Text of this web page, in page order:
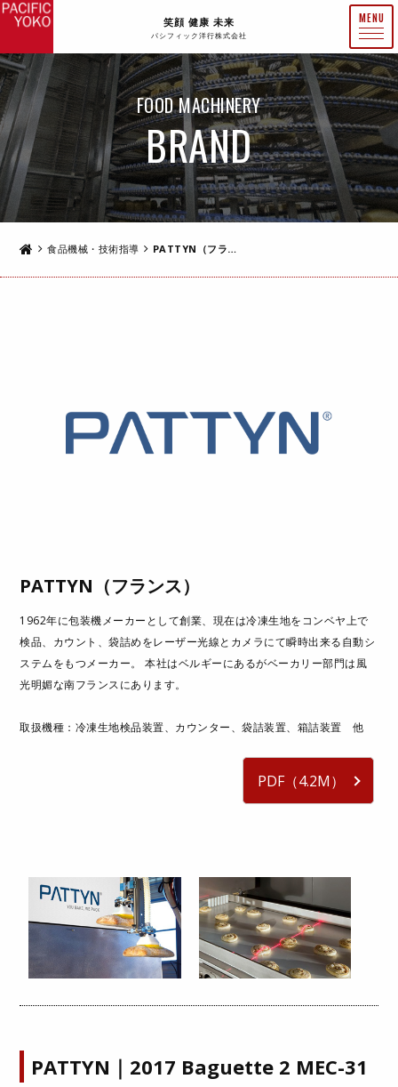
笑顔 健康 未来
パシフィック洋行株式会社
FOOD MACHINERY
BRAND
食品機械・技術指導 PATTYN（フランス）
PATTYN（フランス）
1962年に包装機メーカーとして創業、現在は冷凍生地をコンベヤ上で
検品、カウント、袋詰めをレーザー光線とカメラにて瞬時出来る自動シ
ステムをもつメーカー。 本社はベルギーにあるがベーカリー部門は風
光明媚な南フランスにあります。
取扱機種：冷凍生地検品装置、カウンター、袋詰装置、箱詰装置 他
PDF（4.2M）
PATTYN｜2017 Baguette 2 MEC-31